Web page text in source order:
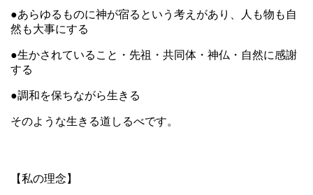
●あらゆるものに神が宿るという考えがあり、人も物も自
然も大事にする
●生かされていること・先祖・共同体・神仏・自然に感謝
する
●調和を保ちながら生きる
そのような生きる道しるべです。
【私の理念】